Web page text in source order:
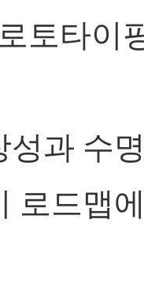
토타이
성과 수
로드맵